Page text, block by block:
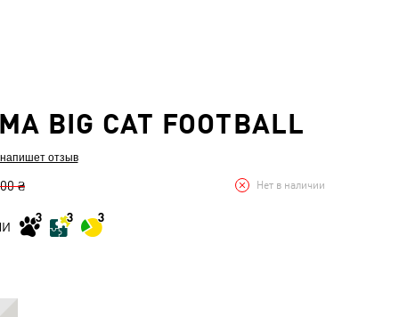
BIG CAT FOOTBALL
отзыв
₴ Нет в наличии